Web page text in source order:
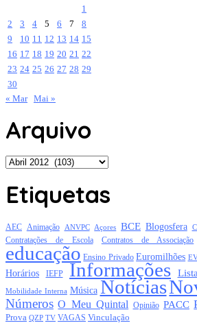
1
2
3 4 5 6 7
8
9
10 11 12 13 14 15
16 17 18 19 20 21 22
23 24 25 26 27 28 29
30
« Mar Mai »
Arquivo
Arquivo
Etiquetas
AEC Animação ANVPC Açores BCE Blogosfera
Contratações de Escola Contratos de Associação
educação Ensino Privado Euromilhões
Horários IEFP Informações
Mobilidade Interna Música Notícias
Números O Meu Quintal Opinião PACC
Prova QZP TV VAGAS Vinculação